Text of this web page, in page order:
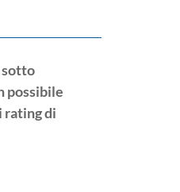
possibile
rating di